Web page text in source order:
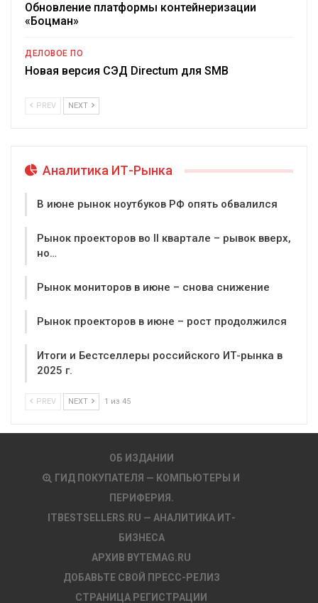
Обновление платформы контейнеризации
«Боцман»
ДЕЛОВОЕ ПО
Новая версия СЭД Directum для SMB
PREV NEXT
Аналитика ИТ-Рынка
В июне рынок ноутбуков РФ опять обвалился
Рынок проекторов во II квартале – рывок вверх,
но…
Рынок мониторов в июне – снова снижение
Рынок проекторов в июне – рост продолжился
Итоги и Бестселлеры российского ИТ-рынка в
2025 г.
PREV NEXT 1 из 45
ОБ ИЗДАНИИ
ГИД ПОКУПАТЕЛЯ — КОМПЬЮТЕРЫ И
ПЕРИФЕРИЯ.
ITBESTSELLERS.RU — АНАЛИТИКА ИТ-
БИЗНЕСА
АРХИВ BYTEMAG.RU
ДОБАВЬТЕ СВОЙ ПРЕСС-РЕЛИЗ
СТРАНИЦА РЕГИСТРАЦИИ